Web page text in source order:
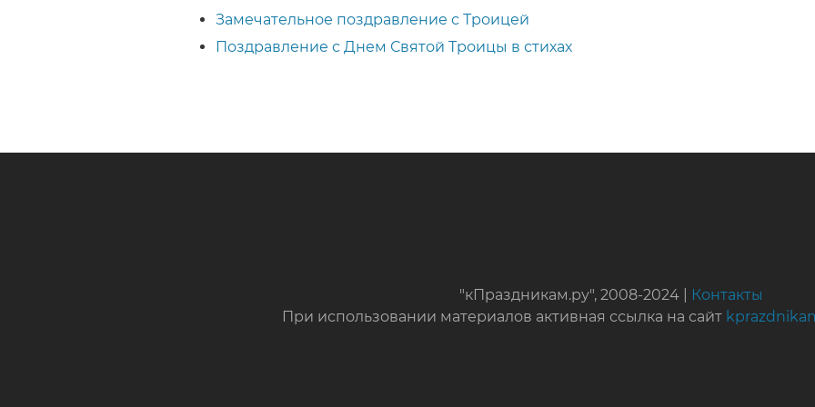
Замечательное поздравление с Троицей
Поздравление с Днем Святой Троицы в стихах
"кПраздникам.ру", 2008-2024 |
Контакты
При использовании материалов активная ссылка на сайт